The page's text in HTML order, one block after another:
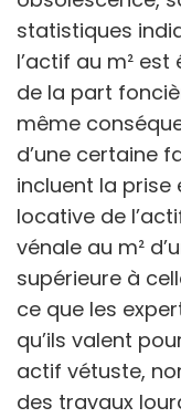
statistiques
l’actif au m²
de la part
même
d’une certaine
incluent la
locative de
vénale au m²
supérieure à
ce que les
qu’ils valent
actif vétuste,
des travaux